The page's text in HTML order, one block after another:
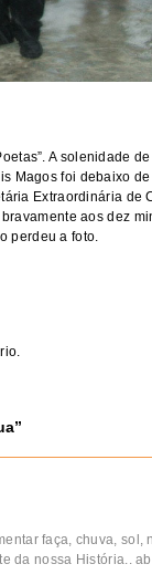
A solenidade
Magos foi debaixo
Extraordinária de
aos dez
perdeu a foto.
”
faça, chuva, sol,
da nossa História..